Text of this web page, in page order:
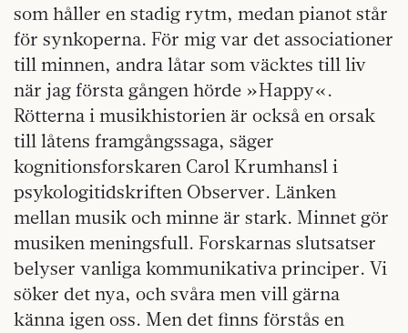
som håller en stadig rytm, medan pianot står
för synkoperna. För mig var det associationer
till minnen, andra låtar som väcktes till liv
när jag första gången hörde »Happy«.
Rötterna i musikhistorien är också en orsak
till låtens framgångssaga, säger
kognitionsforskaren Carol Krumhansl i
psykologitidskriften Observer. Länken
mellan musik och minne är stark. Minnet gör
musiken meningsfull. Forskarnas slutsatser
belyser vanliga kommunikativa principer. Vi
söker det nya, och svåra men vill gärna
känna igen oss. Men det finns förstås en